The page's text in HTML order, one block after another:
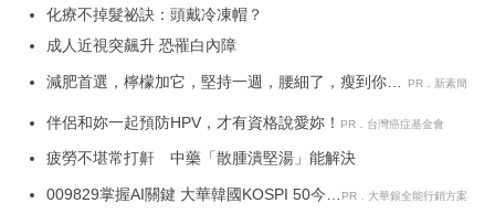
化療不掉髮祕訣：頭戴冷凍帽？
成人近視突飆升 恐罹白內障
減肥首選，檸檬加它，堅持一週，腰細了，瘦到你懷
PR．新素簡
伴侶和妳一起預防HPV，才有資格說愛妳！ PR．台灣癌症基金會
疲勞不堪常打鼾 中藥「散腫潰堅湯」能解決
009829掌握AI關鍵 大華韓國KOSPI 50今強
PR．大華銀全能行銷方案